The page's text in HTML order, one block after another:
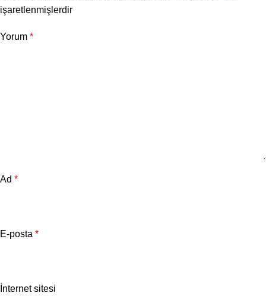
işaretlenmişlerdir
Yorum *
Ad *
E-posta *
İnternet sitesi